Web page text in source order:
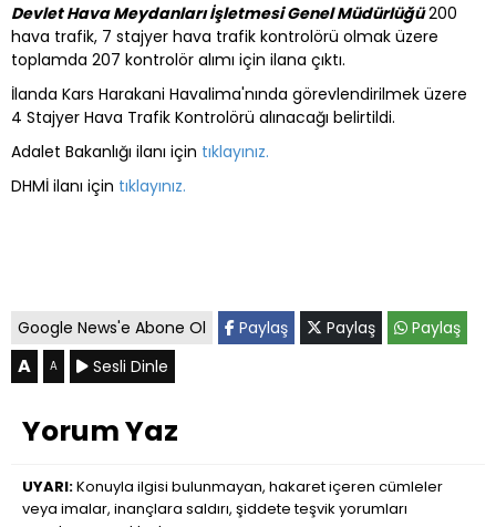
Devlet Hava Meydanları İşletmesi Genel Müdürlüğü200
hava trafik, 7 stajyer hava trafik kontrolörü olmak üzere
toplamda 207 kontrolör alımı için ilana çıktı.
İlanda Kars Harakani Havalima'nında görevlendirilmek üzere
4 Stajyer Hava Trafik Kontrolörü alınacağı belirtildi.
Adalet Bakanlığı ilanı için tıklayınız.
DHMİ ilanı için tıklayınız.
Google News'e Abone Ol Paylaş Paylaş Paylaş
A A Sesli Dinle
Yorum Yaz
UYARI:Konuyla ilgisi bulunmayan, hakaret içeren cümleler
veya imalar, inançlara saldırı, şiddete teşvik yorumları